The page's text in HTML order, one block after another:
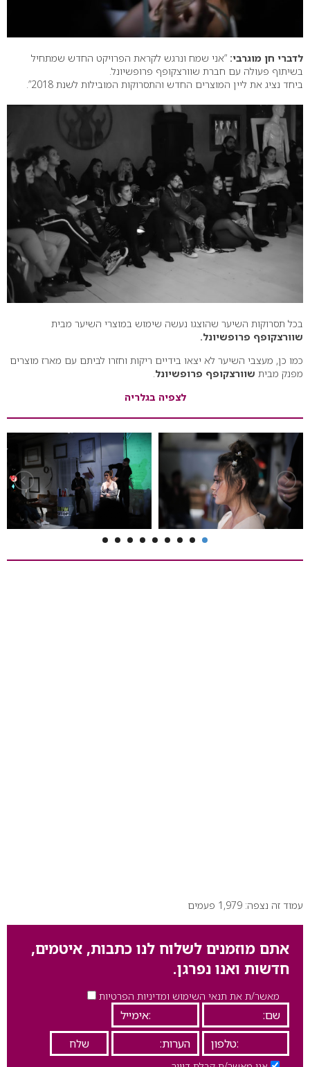
לדברי חן מוגרבי: “אני שמח ונרגש לקראת הפרויקט החדש שמתחיל
בשיתוף פעולה עם חברת שוורצקופף פרופשיונל.
ביחד נציג את ליין המוצרים החדש והתסרוקות המובילות לשנת 2018”.
בכל תסרוקות השיער שהוצגו נעשה שימוש במוצרי השיער מבית
שוורצקופף פרופשיונל.
כמו כן, מעצבי השיער לא יצאו בידיים ריקות וחזרו לביתם עם מארז מוצרים
מפנק מבית שוורצקופף פרופשיונל
לצפיה בגלריה
עמוד זה נצפה: 1,979 פעמים
אתם מוזמנים לשלוח לנו כתבות, איטמים,
חדשות ואנו נפרגן.
מאשר/ת את תנאי השימוש ומדיניות הפרטיות